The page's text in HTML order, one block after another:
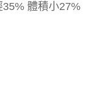
體積小27%